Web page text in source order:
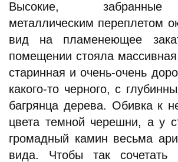
Высокие,
металлическим переплетом
вид на пламенеющее
помещении стояла
старинная и очень-очень
какого-то черного, с
багрянца дерева. Обивка к
цвета темной черешни, а у
громадный камин весьма
вида. Чтобы так сочетать